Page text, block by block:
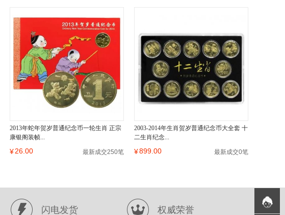
2013年蛇年贺岁普通纪念币一轮生肖 正宗
康银阁装帧...
¥26.00 最新成交250笔
2003-2014年生肖贺岁普通纪念币大全套 十
二生肖纪念...
¥899.00 最新成交0笔
闪电发货 权威荣誉